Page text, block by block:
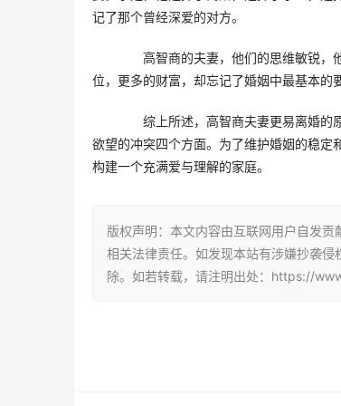
记了那个曾经深爱的对方。
高智商的夫妻，他们的思维敏锐，他
位，更多的财富，却忘记了婚姻中最基本
综上所述，高智商夫妻更易离婚的原
欲望的冲突四个方面。为了维护婚姻的稳定
构建一个充满爱与理解的家庭。
版权声明：本文内容由互联网用户自发
相关法律责任。如发现本站有涉嫌抄袭
除。如若转载，请注明出处：https://